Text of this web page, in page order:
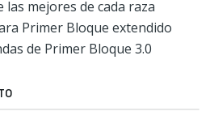
mejores de cada raza
Primer Bloque extendido
de Primer Bloque 3.0